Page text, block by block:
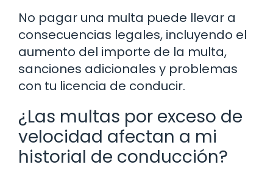
No pagar una multa puede llevar a
consecuencias legales, incluyendo el
aumento del importe de la multa,
sanciones adicionales y problemas
con tu licencia de conducir.
¿Las multas por exceso de
velocidad afectan a mi
historial de conducción?